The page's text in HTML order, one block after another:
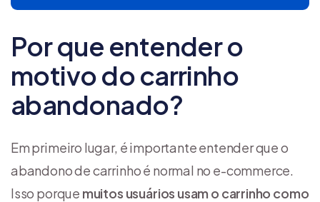
Por que entender o
motivo do carrinho
abandonado?
Em primeiro lugar, é importante entender que o
abandono de carrinho é normal no e-commerce.
Isso porque muitos usuários usam o carrinho como